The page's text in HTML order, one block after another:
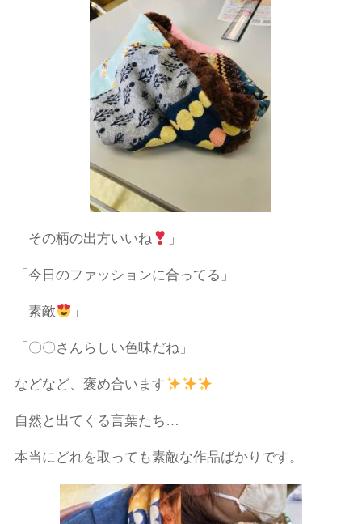
「その柄の出方いいね 」
「今日のファッションに合ってる」
「素敵 」
「〇〇さんらしい色味だね」
などなど、褒め合います
自然と出てくる言葉たち …
本当にどれを取っても素敵な作品ばかりです。